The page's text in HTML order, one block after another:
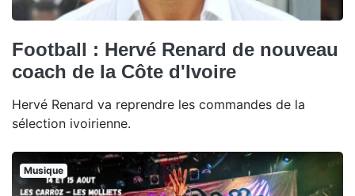
Football : Hervé Renard de nouveau
coach de la Côte d'Ivoire
Hervé Renard va reprendre les commandes de la
sélection ivoirienne.
Musique